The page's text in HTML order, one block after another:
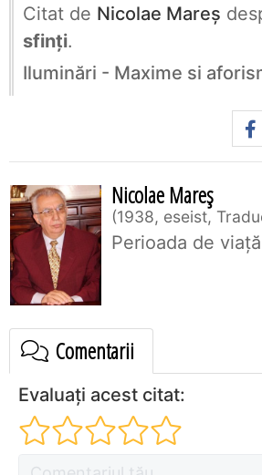
Citat de Nicolae Mareș
sfinți.
Iluminări - Maxime si
Nicolae Mareș
1938, eseist,
Perioada de
Comentarii
Evaluați acest citat: